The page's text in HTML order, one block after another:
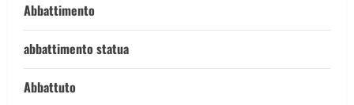
Abbattimento
abbattimento statua
Abbattuto